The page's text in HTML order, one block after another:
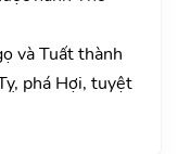
và Tuất thành
phá Hợi, tuyệt